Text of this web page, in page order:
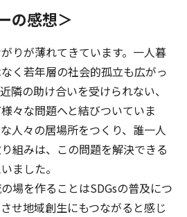
の感想＞
りが薄れてきています。一人暮
く若年層の社会的孤立も広がっ
隣の助け合いを受けられない、
々な問題へと結びついていま
人々の居場所をつくり、誰一人
組みは、この問題を解決できる
ました。
場を作ることはSDGsの普及につ
せ地域創生にもつながると感じ